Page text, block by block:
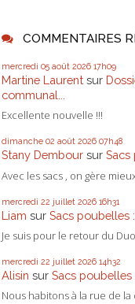
COMMENTAIRES
mercredi 05 août 2026 17h09
Martine Laurent sur
communal...
Excellente nouvelle !!!
dimanche 02 août 2026 07h48
Stany Dembour sur Sacs
Avec les sacs , on gère
mercredi 22 juillet 2026 16h31
Liam sur Sacs poubelles
Je suis pour le retour du
mercredi 22 juillet 2026 14h32
Alisin sur Sacs poubelles
Nous habitons à la rue de